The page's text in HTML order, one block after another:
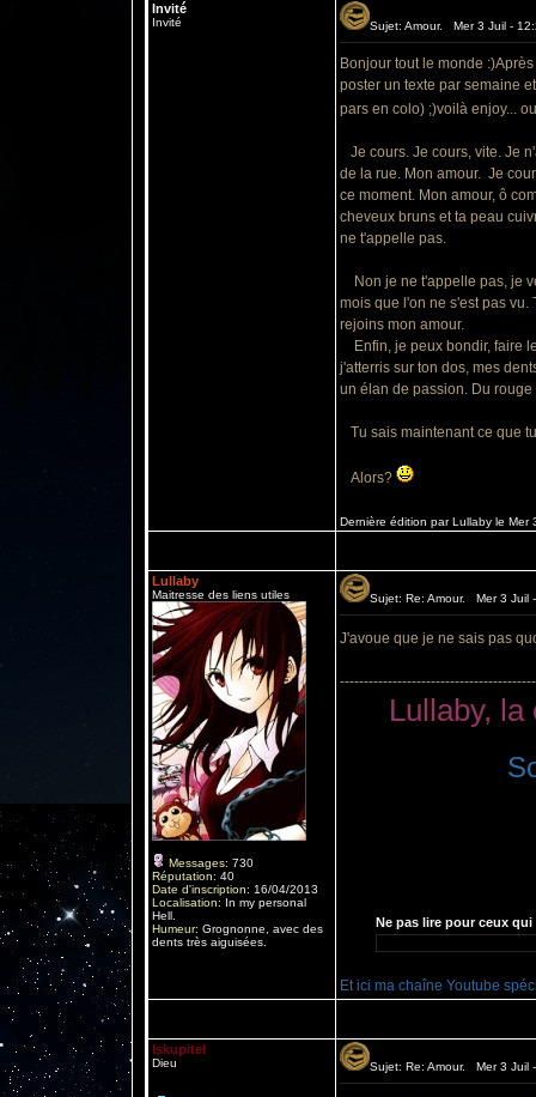
Invité
Invité Sujet: Amour. Mer 3 Juil -
Bonjour tout le monde
poster un texte par semaine
pars en colo) ;)voilà enjoy...
Je cours. Je cours, vite. Je
de la rue. Mon amour. Je
ce moment. Mon amour, ô
cheveux bruns et ta peau
ne t'appelle pas.
Non je ne t'appelle pas, je
mois que l'on ne s'est pas vu.
rejoins mon amour.
Enfin, je peux bondir, faire
j'atterris sur ton dos, mes
un élan de passion. Du rouge
Tu sais maintenant ce que
Alors?
Dernière édition par Lullaby le Mer
Lullaby
Maitresse des liens utiles
Messages: 730
Réputation: 40
Date d'inscription: 16/04/2013
Localisation: In my personal
Hell.
Humeur: Grognonne, avec des
dents très aiguisées.
Sujet: Re: Amour. Mer 3 Juil
J'avoue que je ne sais pas
Lullaby,
Ne pas lire pour ceux
Et ici ma chaîne Youtube
Iskupitel
Dieu Sujet: Re: Amour. Mer 3 Juil